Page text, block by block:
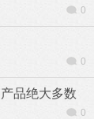
0
0
品绝大多数
0